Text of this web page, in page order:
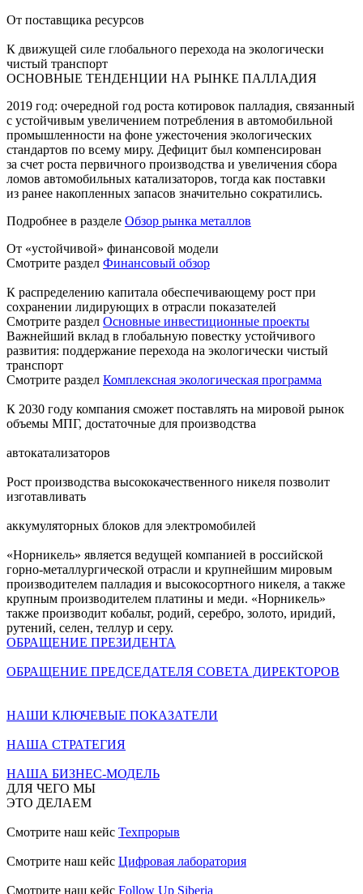
От поставщика ресурсов
К движущей силе глобального перехода на экологически
чистый транспорт
ОСНОВНЫЕ ТЕНДЕНЦИИ НА РЫНКЕ ПАЛЛАДИЯ
2019 год: очередной год роста котировок палладия, связанный
с устойчивым увеличением потребления в автомобильной
промышленности на фоне ужесточения экологических
стандартов по всему миру. Дефицит был компенсирован
за счет роста первичного производства и увеличения сбора
ломов автомобильных катализаторов, тогда как поставки
из ранее накопленных запасов значительно сократились.
Подробнее в разделе Обзор рынка металлов
От «устойчивой» финансовой модели
Смотрите раздел Финансовый обзор
К распределению капитала обеспечивающему рост при
сохранении лидирующих в отрасли показателей
Смотрите раздел Основные инвестиционные проекты
Важнейший вклад в глобальную повестку устойчивого
развития: поддержание перехода на экологически чистый
транспорт
Смотрите раздел Комплексная экологическая программа
К 2030 году компания сможет поставлять на мировой рынок
объемы МПГ, достаточные для производства
автокатализаторов
Рост производства высококачественного никеля позволит
изготавливать
аккумуляторных блоков для электромобилей
«Норникель» является ведущей компанией в российской
горно-металлургической отрасли и крупнейшим мировым
производителем палладия и высокосортного никеля, а также
крупным производителем платины и меди. «Норникель»
также производит кобальт, родий, серебро, золото, иридий,
рутений, селен, теллур и серу.
ОБРАЩЕНИЕ ПРЕЗИДЕНТА
ОБРАЩЕНИЕ ПРЕДСЕДАТЕЛЯ СОВЕТА ДИРЕКТОРОВ
НАШИ КЛЮЧЕВЫЕ ПОКАЗАТЕЛИ
НАША СТРАТЕГИЯ
НАША БИЗНЕС-МОДЕЛЬ
ДЛЯ ЧЕГО МЫ
ЭТО ДЕЛАЕМ
Смотрите наш кейс Техпрорыв
Смотрите наш кейс Цифровая лаборатория
Смотрите наш кейс Follow Up Siberia